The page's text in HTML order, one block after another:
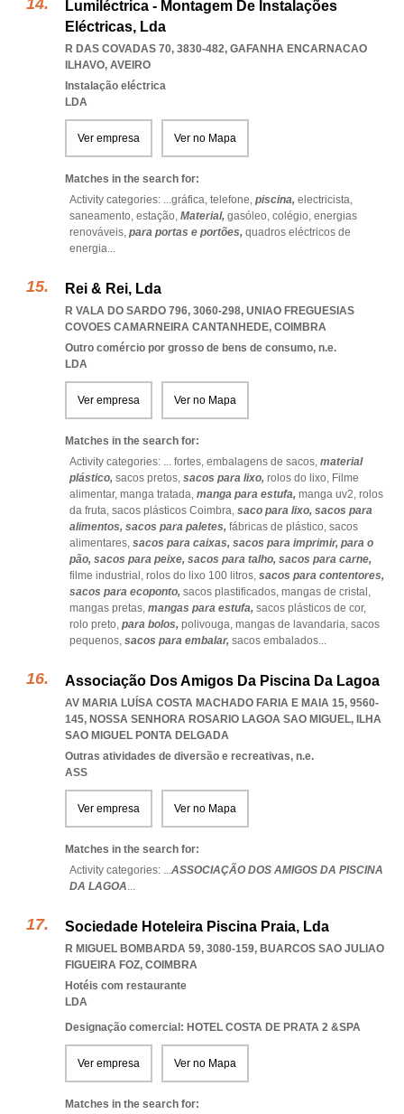
Lumiléctrica - Montagem De Instalações
Eléctricas, Lda
R DAS COVADAS 70, 3830-482, GAFANHA ENCARNACAO
ILHAVO, AVEIRO
Instalação eléctrica
LDA
Ver empresa Ver no Mapa
Matches in the search for:
Activity categories: ...gráfica, telefone, piscina, electricista,
saneamento, estação, Material, gasóleo, colégio, energias
renováveis, para portas e portões, quadros eléctricos de
energia...
Rei & Rei, Lda
R VALA DO SARDO 796, 3060-298, UNIAO FREGUESIAS
COVOES CAMARNEIRA CANTANHEDE, COIMBRA
Outro comércio por grosso de bens de consumo, n.e.
LDA
Ver empresa Ver no Mapa
Matches in the search for:
Activity categories: ... fortes, embalagens de sacos, material
plástico, sacos pretos, sacos para lixo, rolos do lixo, Filme
alimentar, manga tratada, manga para estufa, manga uv2, rolos
da fruta, sacos plásticos Coimbra, saco para lixo, sacos para
alimentos, sacos para paletes, fábricas de plástico, sacos
alimentares, sacos para caixas, sacos para imprimir, para o
pão, sacos para peixe, sacos para talho, sacos para carne,
filme industrial, rolos do lixo 100 litros, sacos para contentores,
sacos para ecoponto, sacos plastificados, mangas de cristal,
mangas pretas, mangas para estufa, sacos plásticos de cor,
rolo preto, para bolos, polivouga, mangas de lavandaria, sacos
pequenos, sacos para embalar, sacos embalados...
Associação Dos Amigos Da Piscina Da Lagoa
AV MARIA LUÍSA COSTA MACHADO FARIA E MAIA 15, 9560-
145, NOSSA SENHORA ROSARIO LAGOA SAO MIGUEL, ILHA
SAO MIGUEL PONTA DELGADA
Outras atividades de diversão e recreativas, n.e.
ASS
Ver empresa Ver no Mapa
Matches in the search for:
Activity categories: ...ASSOCIAÇÃO DOS AMIGOS DA PISCINA
DA LAGOA...
Sociedade Hoteleira Piscina Praia, Lda
R MIGUEL BOMBARDA 59, 3080-159, BUARCOS SAO JULIAO
FIGUEIRA FOZ, COIMBRA
Hotéis com restaurante
LDA
Designação comercial: HOTEL COSTA DE PRATA 2 &SPA
Ver empresa Ver no Mapa
Matches in the search for: